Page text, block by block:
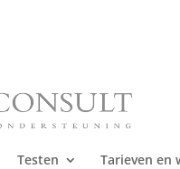
Testen Tarieven en